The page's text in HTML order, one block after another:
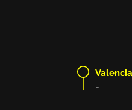
Valencia
-